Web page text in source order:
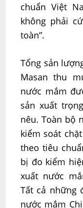
chuẩn Việt
không phải
toàn”.
Tổng sản
Masan thu
nước mắm
sản xuất
nêu. Toàn bộ
kiểm soát
theo tiêu
bị đo kiểm
xuất nước
Tất cả những
nước mắm